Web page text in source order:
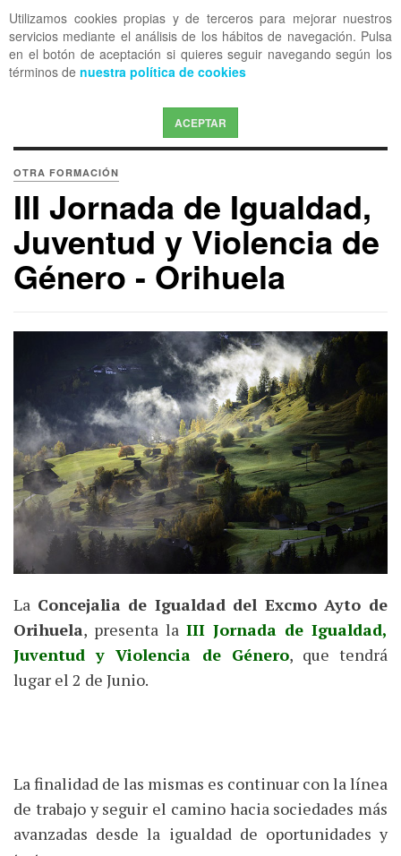
Utilizamos cookies propias y de terceros para mejorar nuestros
servicios mediante el análisis de los hábitos de navegación. Pulsa
en el botón de aceptación si quieres seguir navegando según los
términos de nuestra política de cookies
ACEPTAR
OFF CANVAS
OTRA FORMACIÓN
III Jornada de Igualdad,
Juventud y Violencia de
Género - Orihuela
La Concejalia de Igualdad del Excmo Ayto de
Orihuela, presenta la III Jornada de Igualdad,
Juventud y Violencia de Género, que tendrá
lugar el 2 de Junio.
La finalidad de las mismas es continuar con la línea
de trabajo y seguir el camino hacia sociedades más
avanzadas desde la igualdad de oportunidades y